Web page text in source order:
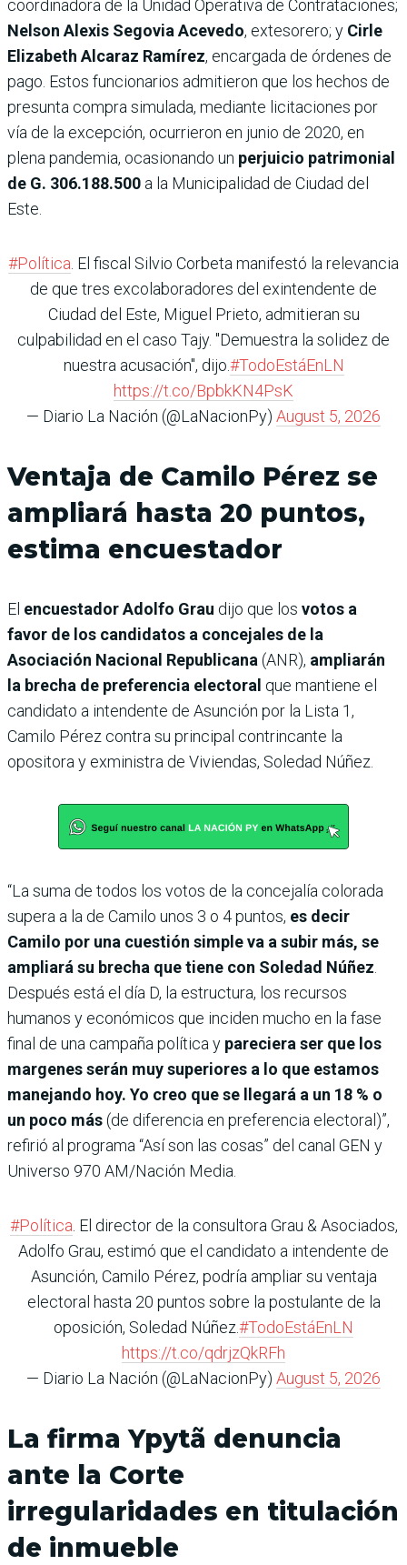
coordinadora de la Unidad Operativa de Contrataciones;
Nelson Alexis Segovia Acevedo, extesorero; y Cirle
Elizabeth Alcaraz Ramírez, encargada de órdenes de
pago. Estos funcionarios admitieron que los hechos de
presunta compra simulada, mediante licitaciones por
vía de la excepción, ocurrieron en junio de 2020, en
plena pandemia, ocasionando un perjuicio patrimonial
de G. 306.188.500 a la Municipalidad de Ciudad del
Este.
#Política . El fiscal Silvio Corbeta manifestó la relevancia
de que tres excolaboradores del exintendente de
Ciudad del Este, Miguel Prieto, admitieran su
culpabilidad en el caso Tajy. "Demuestra la solidez de
nuestra acusación", dijo.#TodoEstáEnLN
https://t.co/BpbkKN4PsK
— Diario La Nación (@LaNacionPy) August 5, 2026
Ventaja de Camilo Pérez se
ampliará hasta 20 puntos,
estima encuestador
El encuestador Adolfo Grau dijo que los votos a
favor de los candidatos a concejales de la
Asociación Nacional Republicana (ANR), ampliarán
la brecha de preferencia electoral que mantiene el
candidato a intendente de Asunción por la Lista 1,
Camilo Pérez contra su principal contrincante la
opositora y exministra de Viviendas, Soledad Núñez.
“La suma de todos los votos de la concejalía colorada
supera a la de Camilo unos 3 o 4 puntos, es decir
Camilo por una cuestión simple va a subir más, se
ampliará su brecha que tiene con Soledad Núñez
Después está el día D, la estructura, los recursos
humanos y económicos que inciden mucho en la fase
final de una campaña política y pareciera ser que los
margenes serán muy superiores a lo que estamos
manejando hoy. Yo creo que se llegará a un 18 % o
un poco más(de diferencia en preferencia electoral)”,
refirió al programa “Así son las cosas” del canal GEN y
Universo 970 AM/Nación Media.
#Política . El director de la consultora Grau & Asociados,
Adolfo Grau, estimó que el candidato a intendente de
Asunción, Camilo Pérez, podría ampliar su ventaja
electoral hasta 20 puntos sobre la postulante de la
oposición, Soledad Núñez.#TodoEstáEnLN
https://t.co/qdrjzQkRFh
— Diario La Nación (@LaNacionPy) August 5, 2026
La firma Ypytã denuncia
ante la Corte
irregularidades en titulación
de inmueble